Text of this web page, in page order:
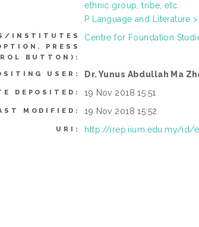
ethnic group, tribe, etc.
P Language and Literature
INSTITUTES
PRESS
BUTTON):
Centre for Foundation
USER: Dr. Yunus Abdullah Ma
DEPOSITED: 19 Nov 2018 15:51
MODIFIED: 19 Nov 2018 15:52
URI: http://irep.iium.edu.my/id/